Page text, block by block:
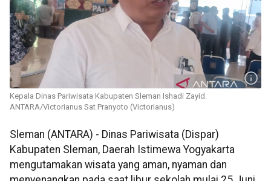
Kepala Dinas Pariwisata Kabupaten Sleman Ishadi Zayid.
ANTARA/Victorianus Sat Pranyoto (Victorianus)
Sleman (ANTARA) - Dinas Pariwisata (Dispar)
Kabupaten Sleman, Daerah Istimewa Yogyakarta
mengutamakan wisata yang aman, nyaman dan